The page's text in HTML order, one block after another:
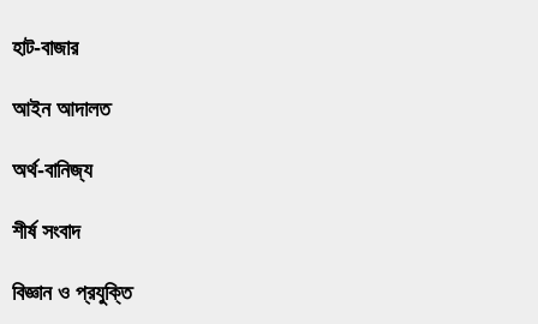
হাট-বাজার
আইন আদালত
অর্থ-বানিজ্য
শীর্ষ সংবাদ
বিজ্ঞান ও প্রযুক্তি